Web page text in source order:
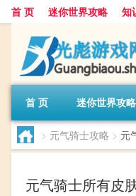
首 页 迷你世界攻略 知
首 页 迷你世界攻略
> 元气骑士攻略 > 元
元气骑士所有皮